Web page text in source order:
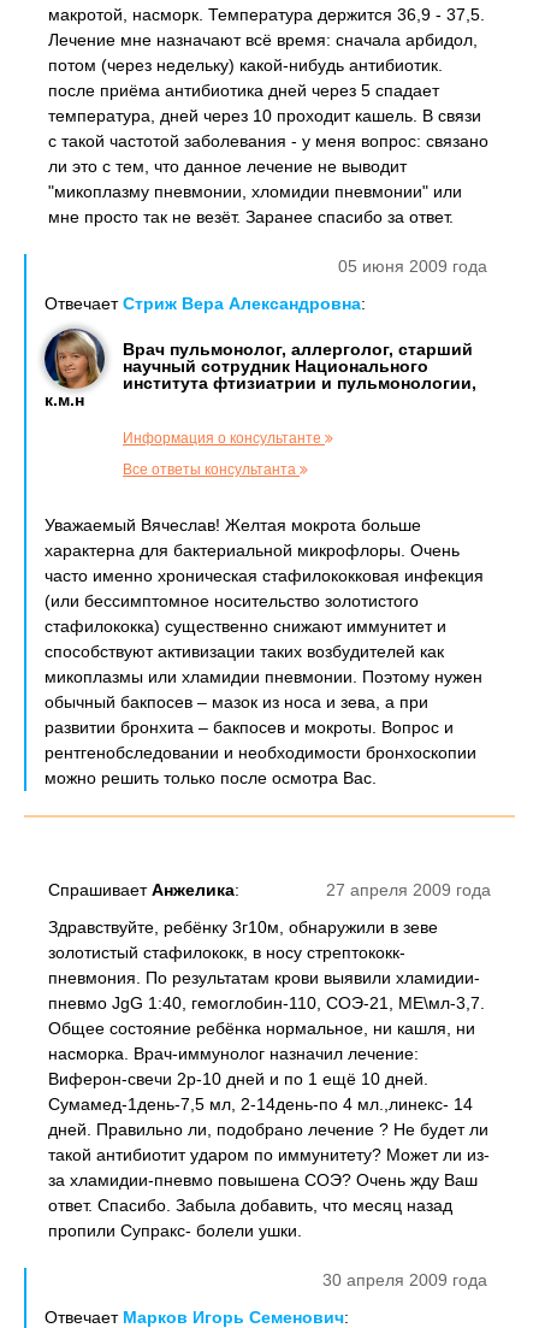
макротой, насморк. Температура держится 36,9 - 37,5.
Лечение мне назначают всё время: сначала арбидол,
потом (через недельку) какой-нибудь антибиотик.
после приёма антибиотика дней через 5 спадает
температура, дней через 10 проходит кашель. В связи
с такой частотой заболевания - у меня вопрос: связано
ли это с тем, что данное лечение не выводит
"микоплазму пневмонии, хломидии пневмонии" или
мне просто так не везёт. Заранее спасибо за ответ.
05 июня 2009 года
ОтвечаетСтриж Вера Александровна:
Врач пульмонолог, аллерголог, старший
научный сотрудник Национального
института фтизиатрии и пульмонологии,
к.м.н
Информация о консультанте
Все ответы консультанта
Уважаемый Вячеслав! Желтая мокрота больше
характерна для бактериальной микрофлоры. Очень
часто именно хроническая стафилококковая инфекция
(или бессимптомное носительство золотистого
стафилококка) существенно снижают иммунитет и
способствуют активизации таких возбудителей как
микоплазмы или хламидии пневмонии. Поэтому нужен
обычный бакпосев – мазок из носа и зева, а при
развитии бронхита – бакпосев и мокроты. Вопрос и
рентгенобследовании и необходимости бронхоскопии
можно решить только после осмотра Вас.
27 апреля 2009 года
СпрашиваетАнжелика:
Здравствуйте, ребёнку 3г10м, обнаружили в зеве
золотистый стафилококк, в носу стрептококк-
пневмония. По результатам крови выявили хламидии-
пневмо JgG 1:40, гемоглобин-110, СОЭ-21, МЕ\мл-3,7.
Общее состояние ребёнка нормальное, ни кашля, ни
насморка. Врач-иммунолог назначил лечение:
Виферон-свечи 2р-10 дней и по 1 ещё 10 дней.
Сумамед-1день-7,5 мл, 2-14день-по 4 мл.,линекс- 14
дней. Правильно ли, подобрано лечение ? Не будет ли
такой антибиотит ударом по иммунитету? Может ли из-
за хламидии-пневмо повышена СОЭ? Очень жду Ваш
ответ. Спасибо. Забыла добавить, что месяц назад
пропили Супракс- болели ушки.
30 апреля 2009 года
Отвечает Марков Игорь Семенович: